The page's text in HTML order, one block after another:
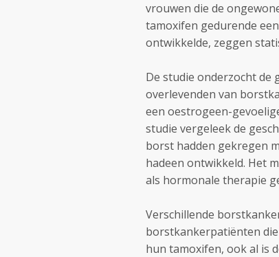
vrouwen die de
tamoxifen gedurende
ontwikkelde, zeggen
De studie onderzocht de
overlevenden van
een oestrogeen-
studie vergeleek de
borst hadden gekregen
hadeen ontwikkeld. Het
als hormonale therapie
Verschillende
borstkankerpatiënten
hun tamoxifen, ook al is